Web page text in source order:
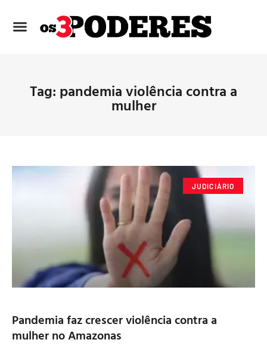
Tag: pandemia violência contra a
mulher
JUDICIÁRIO
Pandemia faz crescer violência contra a
mulher no Amazonas